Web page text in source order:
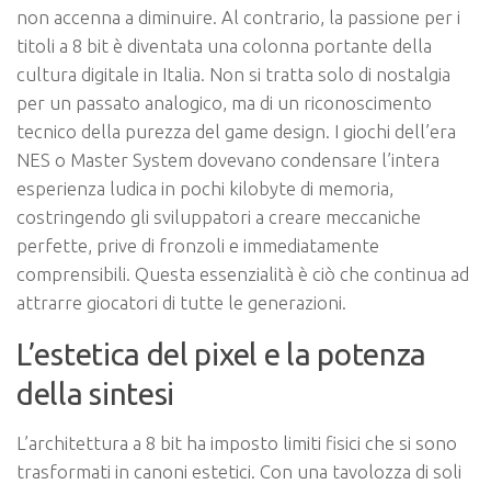
non accenna a diminuire. Al contrario, la passione per i
titoli a 8 bit è diventata una colonna portante della
cultura digitale in Italia. Non si tratta solo di nostalgia
per un passato analogico, ma di un riconoscimento
tecnico della purezza del game design. I giochi dell’era
NES o Master System dovevano condensare l’intera
esperienza ludica in pochi kilobyte di memoria,
costringendo gli sviluppatori a creare meccaniche
perfette, prive di fronzoli e immediatamente
comprensibili. Questa essenzialità è ciò che continua ad
attrarre giocatori di tutte le generazioni.
L’estetica del pixel e la potenza
della sintesi
L’architettura a 8 bit ha imposto limiti fisici che si sono
trasformati in canoni estetici. Con una tavolozza di soli